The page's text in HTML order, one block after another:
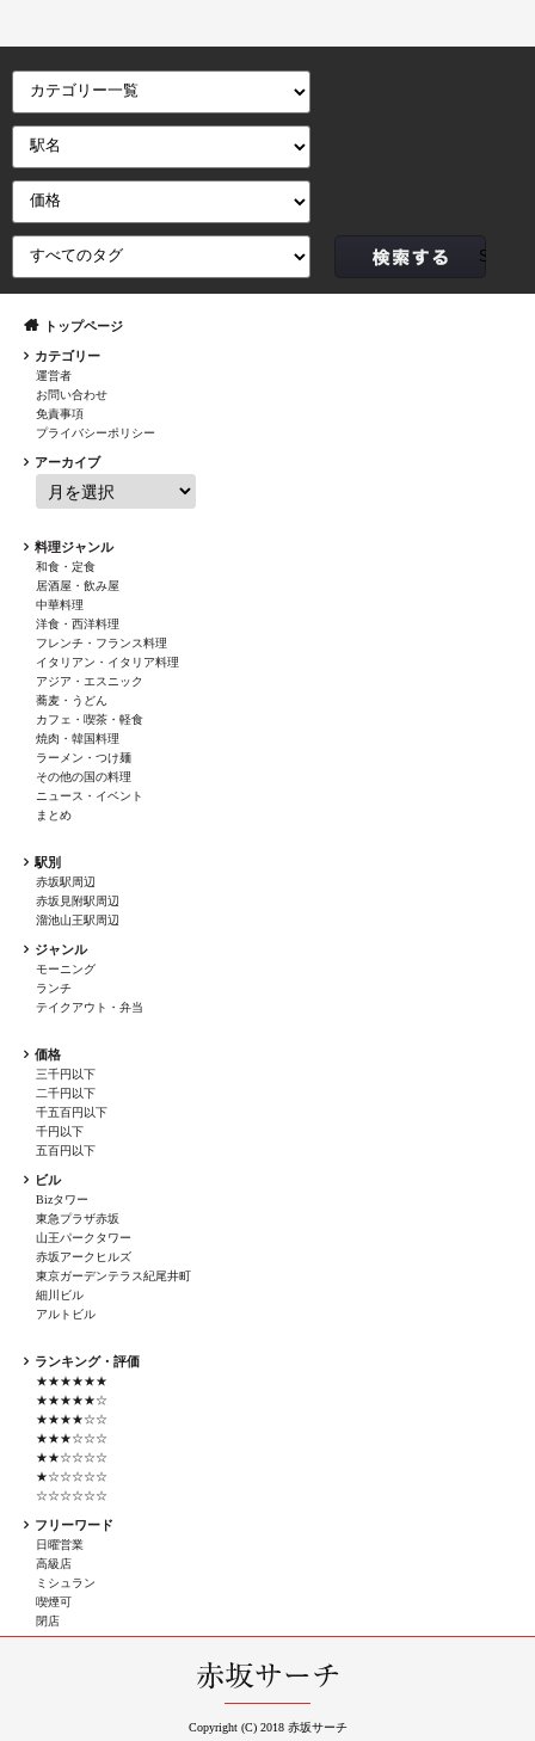
トップページ
カテゴリー
運営者
お問い合わせ
免責事項
プライバシーポリシー
アーカイブ
料理ジャンル
和食・定食
居酒屋・飲み屋
中華料理
洋食・西洋料理
フレンチ・フランス料理
イタリアン・イタリア料理
アジア・エスニック
蕎麦・うどん
カフェ・喫茶・軽食
焼肉・韓国料理
ラーメン・つけ麺
その他の国の料理
ニュース・イベント
まとめ
駅別
赤坂駅周辺
赤坂見附駅周辺
溜池山王駅周辺
ジャンル
モーニング
ランチ
テイクアウト・弁当
価格
三千円以下
二千円以下
千五百円以下
千円以下
五百円以下
ビル
Bizタワー
東急プラザ赤坂
山王パークタワー
赤坂アークヒルズ
東京ガーデンテラス紀尾井町
細川ビル
アルトビル
ランキング・評価
★★★★★★
★★★★★☆
★★★★☆☆
★★★☆☆☆
★★☆☆☆☆
★☆☆☆☆☆
☆☆☆☆☆☆
フリーワード
日曜営業
高級店
ミシュラン
喫煙可
閉店
Copyright (C) 2018 赤坂サーチ